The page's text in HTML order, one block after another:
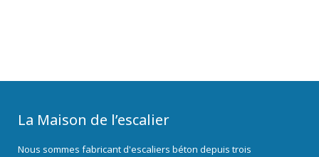
La Maison de l’escalier
Nous sommes fabricant d'escaliers béton depuis trois